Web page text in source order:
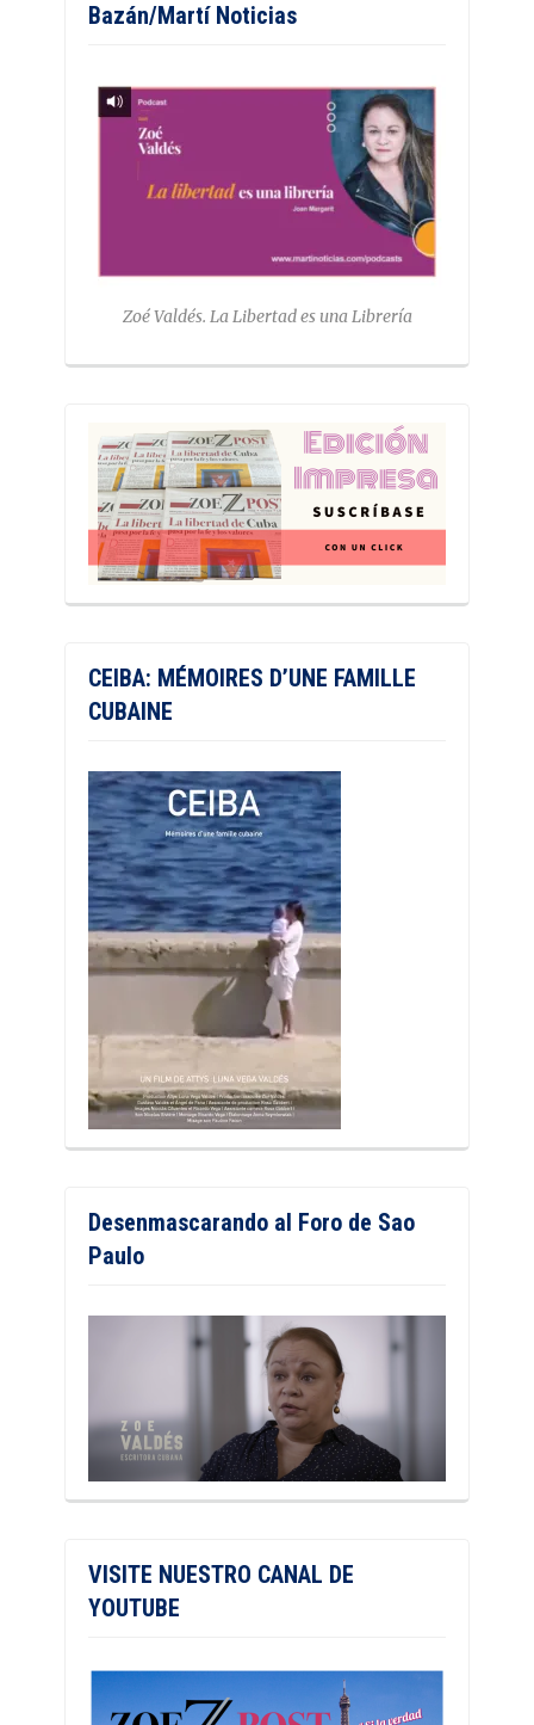
Bazán/Martí Noticias
Zoé Valdés. La Libertad es una Librería
CEIBA: MÉMOIRES D’UNE FAMILLE
CUBAINE
Desenmascarando al Foro de Sao
Paulo
VISITE NUESTRO CANAL DE
YOUTUBE